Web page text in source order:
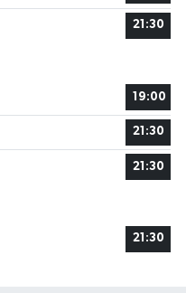
21:30
19:00
21:30
21:30
21:30